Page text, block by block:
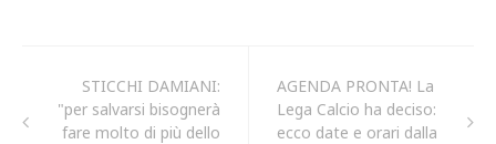
STICCHI DAMIANI:
"per salvarsi bisognerà
fare molto di più dello
AGENDA PRONTA! La
Lega Calcio ha deciso:
ecco date e orari dalla